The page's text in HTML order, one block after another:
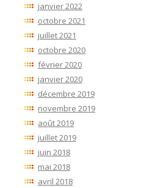
janvier 2022
octobre 2021
juillet 2021
octobre 2020
février 2020
janvier 2020
décembre 2019
novembre 2019
août 2019
juillet 2019
juin 2018
mai 2018
avril 2018